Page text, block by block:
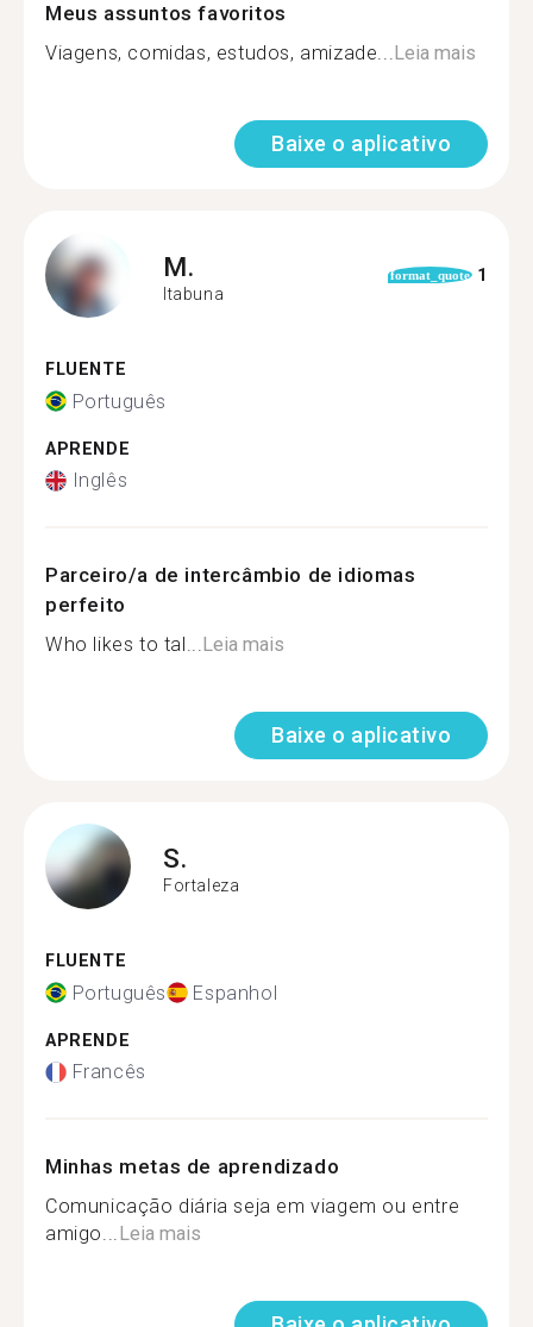
Meus assuntos favoritos
Viagens, comidas, estudos, amizade...Leia mais
Baixe o aplicativo
M.
Itabuna
format_quote 1
FLUENTE
Português
APRENDE
Inglês
Parceiro/a de intercâmbio de idiomas
perfeito
Who likes to tal...Leia mais
Baixe o aplicativo
S.
Fortaleza
FLUENTE
Português Espanhol
APRENDE
Francês
Minhas metas de aprendizado
Comunicação diária seja em viagem ou entre
amigo...Leia mais